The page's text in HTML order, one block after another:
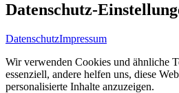
Datenschutz-
DatenschutzImpressum
Wir verwenden Cookies und ähnliche
essenziell, andere helfen uns, diese
personalisierte Inhalte anzuzeigen.